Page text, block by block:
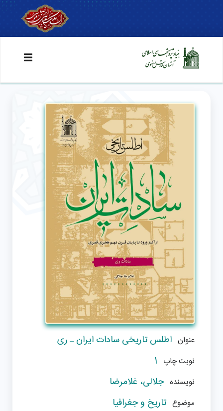
عنوان اطلس تاریخی سادات ایران ـ ری
نوبت چاپ 1
نویسنده جلالی، غلامرضا
موضوع تاریخ و جغرافیا